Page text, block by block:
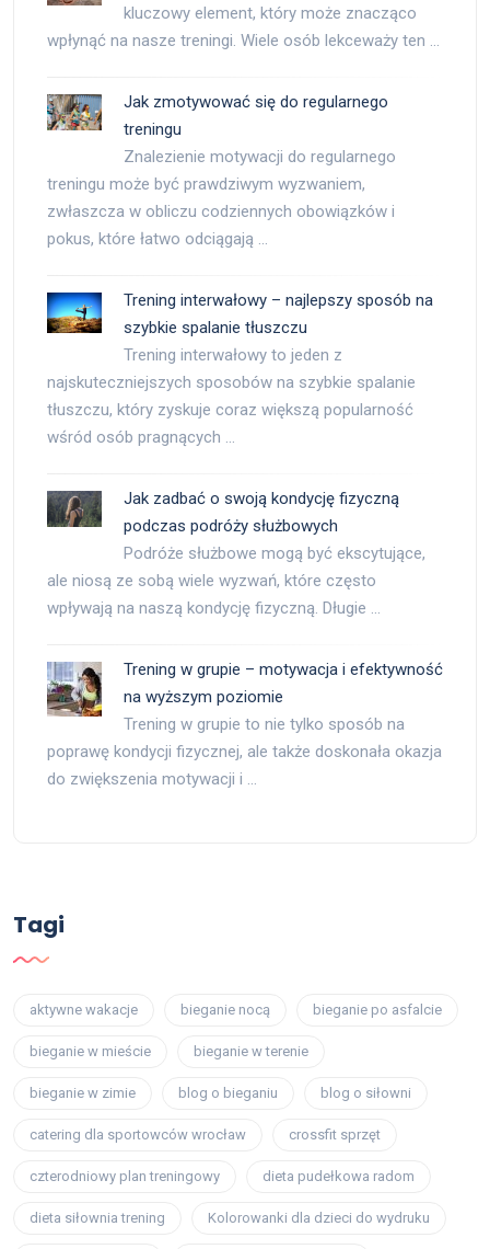
kluczowy element, który może znacząco
wpłynąć na nasze treningi. Wiele osób lekceważy ten …
Jak zmotywować się do regularnego
treningu
Znalezienie motywacji do regularnego
treningu może być prawdziwym wyzwaniem,
zwłaszcza w obliczu codziennych obowiązków i
pokus, które łatwo odciągają …
Trening interwałowy – najlepszy sposób na
szybkie spalanie tłuszczu
Trening interwałowy to jeden z
najskuteczniejszych sposobów na szybkie spalanie
tłuszczu, który zyskuje coraz większą popularność
wśród osób pragnących …
Jak zadbać o swoją kondycję fizyczną
podczas podróży służbowych
Podróże służbowe mogą być ekscytujące,
ale niosą ze sobą wiele wyzwań, które często
wpływają na naszą kondycję fizyczną. Długie …
Trening w grupie – motywacja i efektywność
na wyższym poziomie
Trening w grupie to nie tylko sposób na
poprawę kondycji fizycznej, ale także doskonała okazja
do zwiększenia motywacji i …
Tagi
aktywne wakacje bieganie nocą bieganie po asfalcie
bieganie w mieście bieganie w terenie
bieganie w zimie blog o bieganiu blog o siłowni
catering dla sportowców wrocław crossfit sprzęt
czterodniowy plan treningowy dieta pudełkowa radom
dieta siłownia trening Kolorowanki dla dzieci do wydruku